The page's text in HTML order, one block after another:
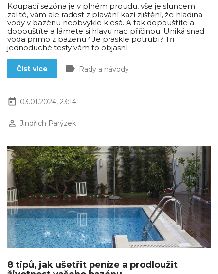
Koupací sezóna je v plném proudu, vše je sluncem
zalité, vám ale radost z plavání kazí zjištění, že hladina
vody v bazénu neobvykle klesá. A tak dopouštíte a
dopouštíte a lámete si hlavu nad příčinou. Uniká snad
voda přímo z bazénu? Je prasklé potrubí? Tři
jednoduché testy vám to objasní.
Číst více label Rady a návody
today 03.01.2024, 23:14
perm_identity Jindřich Parýzek
8 tipů, jak ušetřit peníze a prodloužit